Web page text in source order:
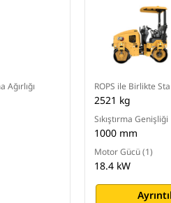
ROPS ile Birlikte
2521 kg
Sıkıştırma Genişliği
1000 mm
Motor Gücü (1)
18.4 kW